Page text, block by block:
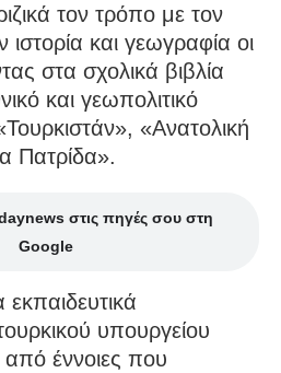
τον τρόπο με τον
και γεωγραφία οι
στα σχολικά βιβλία
και γεωπολιτικό
«Ανατολική
Πατρίδα».
στις πηγές σου στη
Google
υπουργείου
από έννοιες που